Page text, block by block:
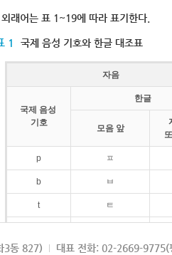
외래어는 표 1~19에 따라 표기한다.
1 국제 음성 기호와 한글 대조표
자음
국제 음성
기호
한글
모음 앞
p ㅍ
b ㅂ
t ㅌ
k ㅋ
3동 827) 대표 전화: 02-2669-